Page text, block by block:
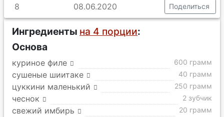
8
08.06.2020 Поделиться
Ингредиенты на 4 порции:
Основа
куриное филе 600 грамм
сушеные шиитаке 40 грамм
цуккини маленький 250 грамм
чеснок 2 зубчик
свежий имбирь 20 грамм